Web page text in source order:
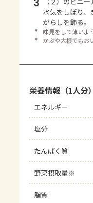
3
水気をしぼり、
がらしを飾る。
＊
味見をして薄いよ
＊
かぶや大根でもお
栄養情報（1人分）
エネルギー
塩分
たんぱく質
野菜摂取量※
脂質